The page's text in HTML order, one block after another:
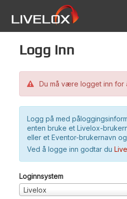
Logg inn
Du må være logget inn for
Logg på med
enten bruke et Livelox-
eller et Eventor-brukernavn
Ved å logge inn godtar du
Loginnsystem
Livelox